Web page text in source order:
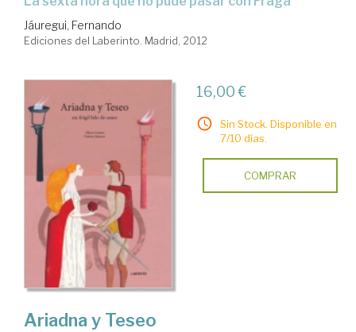
Jáuregui, Fernando
Ediciones del Laberinto. Madrid, 2012
16,00 €
Sin Stock. Disponible en
7/10 días.
COMPRAR
Ariadna y Teseo